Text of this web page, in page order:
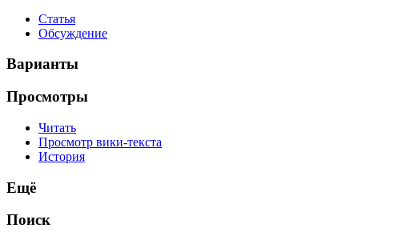
Статья
Обсуждение
Варианты
Просмотры
Читать
Просмотр вики-текста
История
Ещё
Поиск